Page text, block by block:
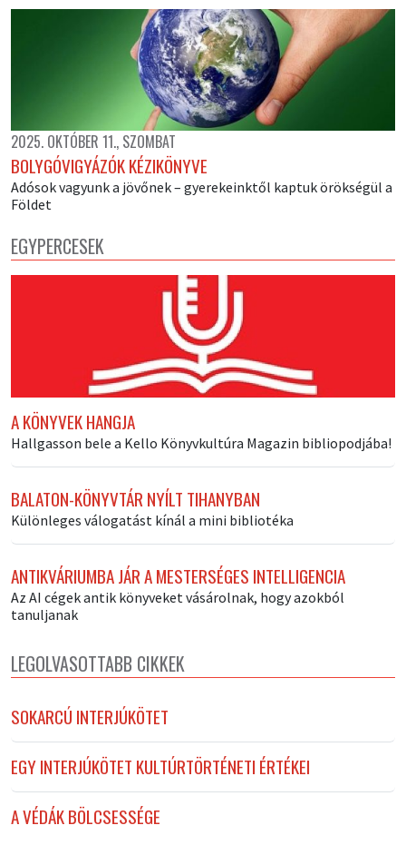
2025. OKTÓBER 11., SZOMBAT
BOLYGÓVIGYÁZÓK KÉZIKÖNYVE
Adósok vagyunk a jövőnek – gyerekeinktől kaptuk örökségül a
Földet
EGYPERCESEK
A KÖNYVEK HANGJA
Hallgasson bele a Kello Könyvkultúra Magazin bibliopodjába!
BALATON-KÖNYVTÁR NYÍLT TIHANYBAN
Különleges válogatást kínál a mini bibliotéka
ANTIKVÁRIUMBA JÁR A MESTERSÉGES INTELLIGENCIA
Az AI cégek antik könyveket vásárolnak, hogy azokból
tanuljanak
LEGOLVASOTTABB CIKKEK
SOKARCÚ INTERJÚKÖTET
EGY INTERJÚKÖTET KULTÚRTÖRTÉNETI ÉRTÉKEI
A VÉDÁK BÖLCSESSÉGE